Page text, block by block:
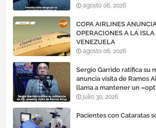
agosto 06, 2026
COPA AIRLINES
OPERACIONES A LA ISLA DE MARGARITA,
VENEZUELA
agosto 06, 2026
Sergio Garrido ratifica su
anuncia visita de Ramos
llama a mantener un
cauteloso»
julio 30, 2026
Pacientes con Cataratas